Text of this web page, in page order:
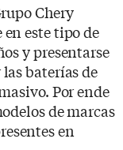
Chery
este tipo de
y presentarse
baterías de
Por ende
de marcas
en